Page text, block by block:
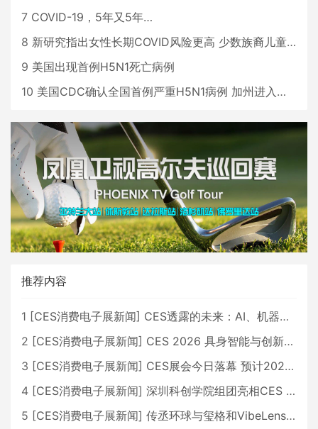
7 COVID-19，5年又5年…
8 新研究指出女性长期COVID风险更高 少数族裔儿童存在差异
9 美国出现首例H5N1死亡病例
10 美国CDC确认全国首例严重H5N1病例 加州进入紧急状态
推荐内容
1 [CES消费电子展新闻] CES透露的未来：AI、机器人与智能生活大爆发
2 [CES消费电子展新闻] CES 2026 具身智能与创新领域 中国公司大放异彩
3 [CES消费电子展新闻] CES展会今日落幕 预计2026行业收入将超五千亿美元
4 [CES消费电子展新闻] 深圳科创学院组团亮相CES 广受好评
5 [CES消费电子展新闻] 传丞环球与玺格和VibeLens共同推出全新耳机